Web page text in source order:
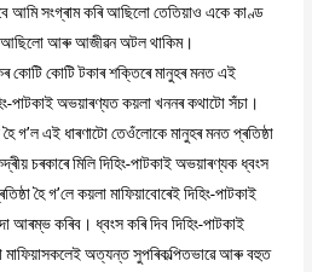
আমি সংগ্ৰাম কৰি আছিলো তেতিয়াও একে কাণ্ড
আছিলো আৰু আজীৱন অটল থাকিম।
কোটি কোটি টকাৰ শক্তিৰে মানুহৰ মনত এই
পাটকাই অভয়াৰণ্যত কয়লা খননৰ কথাটো সঁচা।
গ’ল এই ধাৰণাটো তেওঁলোকে মানুহৰ মনত প্ৰতিষ্ঠা
চৰকাৰে মিলি দিহিং-পাটকাই অভয়াৰণ্যক ধ্বংস
হৈ গ’লে কয়লা মাফিয়াবোৰেই দিহিং-পাটকাই
আৰম্ভ কৰিব। ধ্বংস কৰি দিব দিহিং-পাটকাই
মাফিয়াসকলেই অত্যন্ত সুপৰিকল্পিতভাৱে আৰু বহুত